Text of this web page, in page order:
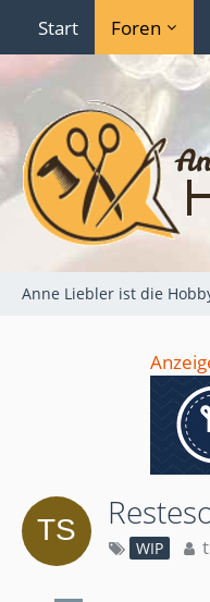
Start Foren
Anne Liebler ist die
WIP